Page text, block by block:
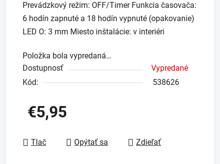
Prevádzkový režim: OFF/Timer Funkcia časovača:
6 hodín zapnuté a 18 hodín vypnuté (opakovanie)
LED O: 3 mm Miesto inštalácie: v interiéri
Položka bola vypredaná…
Dostupnosť
Vypredané
Kód:
538626
€5,95
Tlač
Opýtať sa Zdieľať